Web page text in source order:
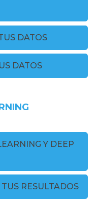
DATOS
DATOS
Y DEEP
RESULTADOS